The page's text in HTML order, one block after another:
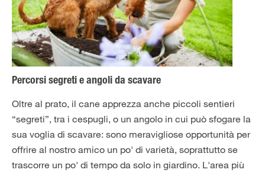
Percorsi segreti e angoli da scavare
Oltre al prato, il cane apprezza anche piccoli sentieri
“segreti”, tra i cespugli, o un angolo in cui può sfogare la
sua voglia di scavare: sono meravigliose opportunità per
offrire al nostro amico un po' di varietà, soprattutto se
trascorre un po' di tempo da solo in giardino. L'area più